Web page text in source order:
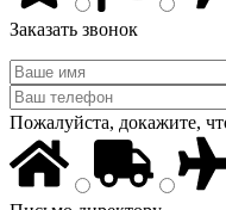
Заказать звонок
Пожалуйста, докажите,